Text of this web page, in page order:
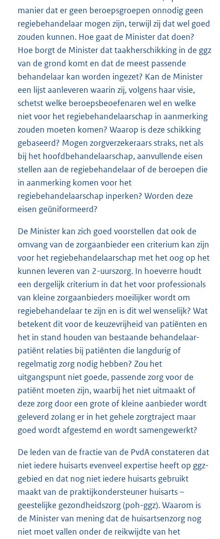
manier dat er geen beroepsgroepen onnodig geen
regiebehandelaar mogen zijn, terwijl zij dat wel goed
zouden kunnen. Hoe gaat de Minister dat doen?
Hoe borgt de Minister dat taakherschikking in de ggz
van de grond komt en dat de meest passende
behandelaar kan worden ingezet? Kan de Minister
een lijst aanleveren waarin zij, volgens haar visie,
schetst welke beroepsbeoefenaren wel en welke
niet voor het regiebehandelaarschap in aanmerking
zouden moeten komen? Waarop is deze schikking
gebaseerd? Mogen zorgverzekeraars straks, net als
bij het hoofdbehandelaarschap, aanvullende eisen
stellen aan de regiebehandelaar of de beroepen die
in aanmerking komen voor het
regiebehandelaarschap inperken? Worden deze
eisen geüniformeerd?
De Minister kan zich goed voorstellen dat ook de
omvang van de zorgaanbieder een criterium kan zijn
voor het regiebehandelaarschap met het oog op het
kunnen leveren van 2-uurszorg. In hoeverre houdt
een dergelijk criterium in dat het voor professionals
van kleine zorgaanbieders moeilijker wordt om
regiebehandelaar te zijn en is dit wel wenselijk? Wat
betekent dit voor de keuzevrijheid van patiënten en
het in stand houden van bestaande behandelaar-
patiënt relaties bij patiënten die langdurig of
regelmatig zorg nodig hebben? Zou het
uitgangspunt niet goede, passende zorg voor de
patiënt moeten zijn, waarbij het niet uitmaakt of
deze zorg door een grote of kleine aanbieder wordt
geleverd zolang er in het gehele zorgtraject maar
goed wordt afgestemd en wordt samengewerkt?
De leden van de fractie van de PvdA constateren dat
niet iedere huisarts evenveel expertise heeft op ggz-
gebied en dat nog niet iedere huisarts gebruikt
maakt van de praktijkondersteuner huisarts –
geestelijke gezondheidszorg (poh-ggz). Waarom is
de Minister van mening dat de huisartsenzorg nog
niet moet vallen onder de reikwijdte van het